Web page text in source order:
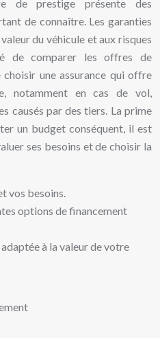
de prestige présente des
de connaître. Les garanties
du véhicule et aux risques
de comparer les offres de
une assurance qui offre
notamment en cas de vol,
causés par des tiers. La prime
un budget conséquent, il est
ses besoins et de choisir la
vos besoins.
options de financement
à la valeur de votre